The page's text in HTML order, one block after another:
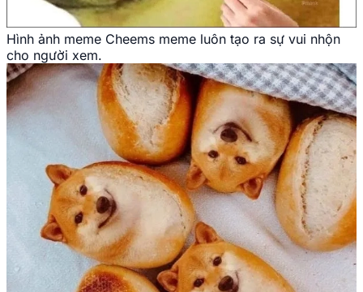
Hình ảnh meme Cheems meme luôn tạo ra sự vui nhộn
cho người xem.